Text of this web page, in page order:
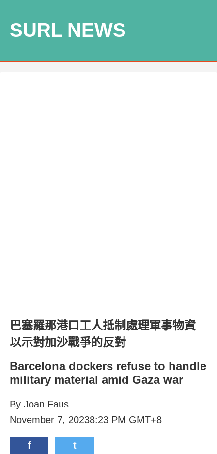
SURL NEWS
巴塞羅那港口工人抵制處理軍事物資
以示對加沙戰爭的反對
Barcelona dockers refuse to handle
military material amid Gaza war
By Joan Faus
November 7, 20238:23 PM GMT+8
f t